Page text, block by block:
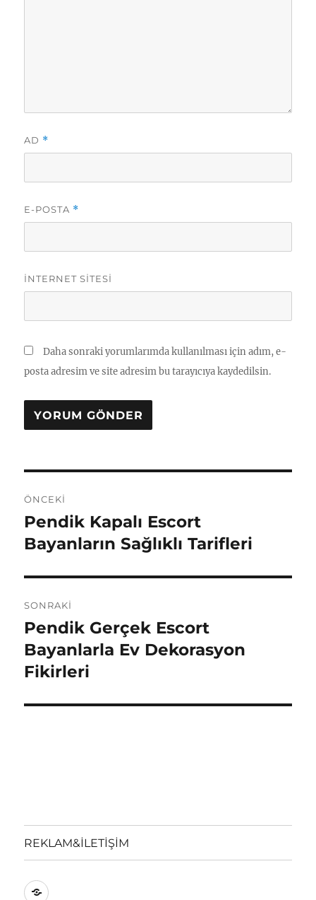
AD *
E-POSTA *
İNTERNET SITESI
Daha sonraki yorumlarımda kullanılması için adım, e-
posta adresim ve site adresim bu tarayıcıya kaydedilsin.
gezinmesi
ÖNCEKI
Önceki
yazı:
Pendik Kapalı Escort
Bayanların Sağlıklı Tarifleri
SONRAKI
Sonraki
yazı:
Pendik Gerçek Escort
Bayanlarla Ev Dekorasyon
Fikirleri
REKLAM&İLETİŞİM
REKLAM&İLETİŞİM